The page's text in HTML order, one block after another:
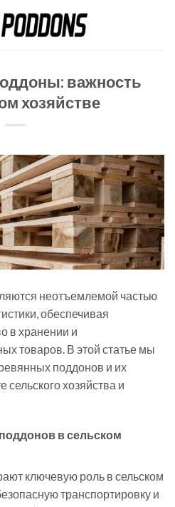
важность
хозяйстве
неотъемлемой частью
обеспечивая
в хранении и
товаров. В этой статье мы
поддонов и их
сельского хозяйства и
в сельском
ключевую роль в сельском
транспортировку и